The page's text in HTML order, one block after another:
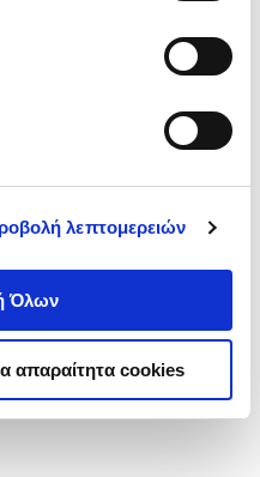
λεπτομερειών
Όλων
απαραίτητα cookies